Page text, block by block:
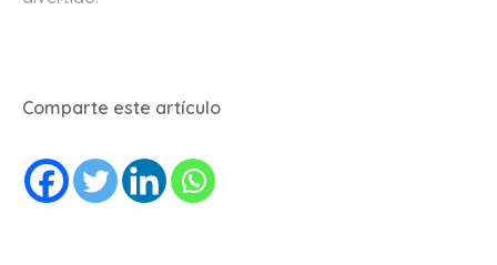
Comparte este artículo